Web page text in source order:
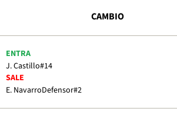
CAMBIO
ENTRA
J. Castillo#14
SALE
E. NavarroDefensor#2